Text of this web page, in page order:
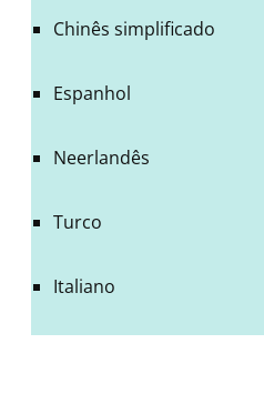
Chinês simplificado
Espanhol
Neerlandês
Turco
Italiano